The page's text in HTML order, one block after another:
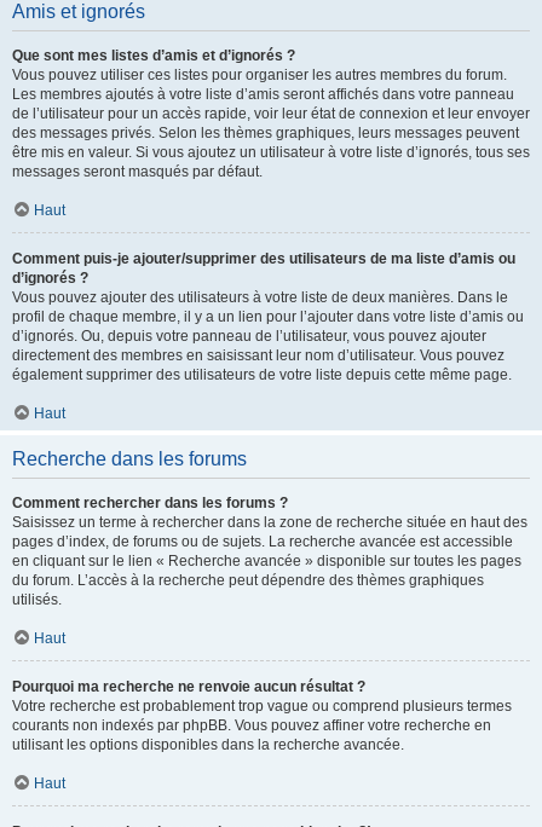
Amis et ignorés
Que sont mes listes d’amis et d’ignorés ?
Vous pouvez utiliser ces listes pour organiser les autres membres du forum.
Les membres ajoutés à votre liste d’amis seront affichés dans votre panneau
de l’utilisateur pour un accès rapide, voir leur état de connexion et leur envoyer
des messages privés. Selon les thèmes graphiques, leurs messages peuvent
être mis en valeur. Si vous ajoutez un utilisateur à votre liste d’ignorés, tous ses
messages seront masqués par défaut.
Haut
Comment puis-je ajouter/supprimer des utilisateurs de ma liste d’amis ou
d’ignorés ?
Vous pouvez ajouter des utilisateurs à votre liste de deux manières. Dans le
profil de chaque membre, il y a un lien pour l’ajouter dans votre liste d’amis ou
d’ignorés. Ou, depuis votre panneau de l’utilisateur, vous pouvez ajouter
directement des membres en saisissant leur nom d’utilisateur. Vous pouvez
également supprimer des utilisateurs de votre liste depuis cette même page.
Haut
Recherche dans les forums
Comment rechercher dans les forums ?
Saisissez un terme à rechercher dans la zone de recherche située en haut des
pages d’index, de forums ou de sujets. La recherche avancée est accessible
en cliquant sur le lien « Recherche avancée » disponible sur toutes les pages
du forum. L’accès à la recherche peut dépendre des thèmes graphiques
utilisés.
Haut
Pourquoi ma recherche ne renvoie aucun résultat ?
Votre recherche est probablement trop vague ou comprend plusieurs termes
courants non indexés par phpBB. Vous pouvez affiner votre recherche en
utilisant les options disponibles dans la recherche avancée.
Haut